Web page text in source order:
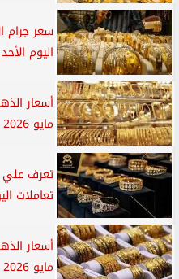
اليوم الأحد 17 مايو
مايو 2026
تعاملات
مايو 2026